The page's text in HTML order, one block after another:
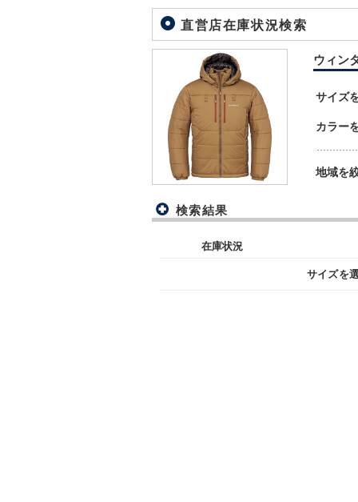
直営店在庫状況検索
ウィン
サイズ
カラー
地域を
検索結果
在庫状況
サイズを